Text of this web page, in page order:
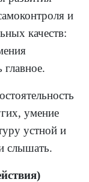
и
качеств:
умение
устной и
слышать.